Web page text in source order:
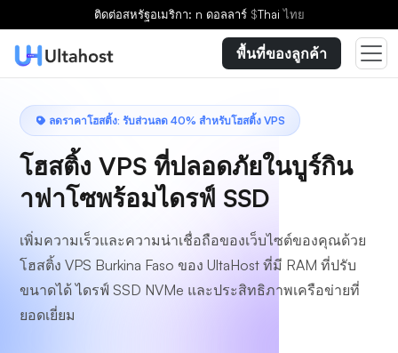
ติดต่อสหรัฐอเมริกา: n ดอลลาร์ $Thaiไทย
พื้นที่ของลูกค้า
ลดราคาโฮสติ้ง: รับส่วนลด 40% สำหรับโฮสติ้ง VPS
โฮสติ้ง VPS ที่ปลอดภัยในบูร์กิน
าฟาโซพร้อมไดรฟ์ SSD
เพิ่มความเร็วและความน่าเชื่อถือของเว็บไซต์ของคุณด้วย
โฮสติ้ง VPS Burkina Faso ของ UltaHost ที่มี RAM ที่ปรับ
ขนาดได้ ไดรฟ์ SSD NVMe และประสิทธิภาพเครือข่ายที่
ยอดเยี่ยม